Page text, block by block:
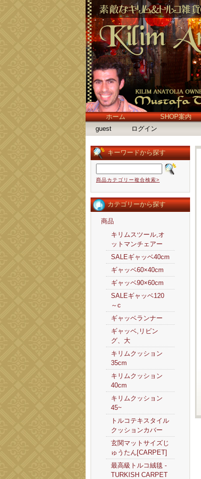
ホーム SHOP案内
guest
ログイン
キーワードから探す
商品カテゴリー複合検索>
カテゴリーから探す
商品
キリムスツール,オ
ットマンチェアー
SALEギャッベ40cm
ギャッベ60×40cm
ギャッベ90×60cm
SALEギャッベ120
～c
ギャッベランナー
ギャッベ,リビン
グ、大
キリムクッション
35cm
キリムクッション
40cm
キリムクッション
45~
トルコテキスタイル
クッションカバー
玄関マットサイズじ
ゅうたん[CARPET]
最高級トルコ絨毯 -
TURKISH CARPET